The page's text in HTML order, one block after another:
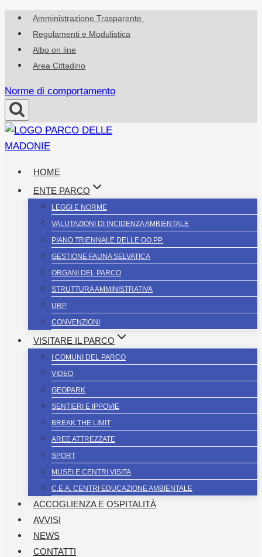
Salta
contenuto
Amministrazione Trasparente
Regolamenti e Modulistica
Albo on line
Area Cittadino
Norme di comportamento
HOME
ENTE PARCO
LEGGI E NORME
VALUTAZIONI DI INCIDENZA AMBIENTALE
PIANO TRIENNALE DELLE OO.PP.
GESTIONE FAUNA SELVATICA
ORGANI DEL PARCO
STRUTTURA AMMINISTRATIVA
URP
CONVENZIONI
VISITARE IL PARCO
I COMUNI DEL PARCO
VIDEO
GEOPARK
SENTIERI E IPPOVIE
BREAK THE LIMIT
AREE ATTREZZATE
SPORT
MUSEI E CENTRI VISITA
C.E.A. CENTRI EDUCAZIONE AMBIENTALE
ACCOGLIENZA E OSPITALITÀ
AVVISI
NEWS
CONTATTI